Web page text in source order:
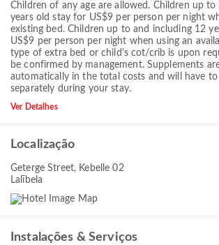
Children of any age are allowed. Children up
years old stay for US$9 per person per night
existing bed. Children up to and including 12
US$9 per person per night when using an
type of extra bed or child's cot/crib is upon
be confirmed by management. Supplements
automatically in the total costs and will have
separately during your stay.
Ver Detalhes
Localização
Geterge Street, Kebelle 02
Lalībela
Instalações & Serviços